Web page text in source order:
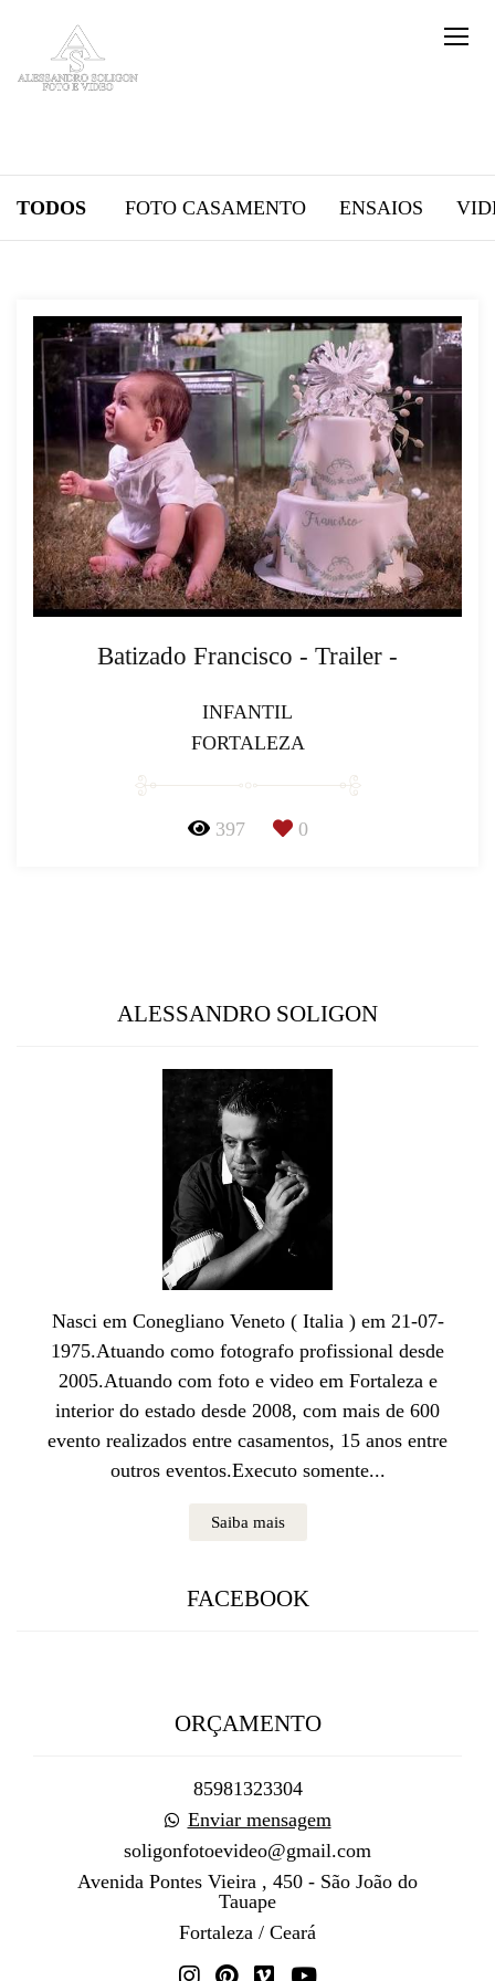
TODOS FOTO CASAMENTO ENSAIOS
Batizado Francisco - Trailer -
INFANTIL
FORTALEZA
397 0
ALESSANDRO SOLIGON
Nasci em Conegliano Veneto ( Italia ) em 21-07-
1975.Atuando como fotografo profissional desde
2005.Atuando com foto e video em Fortaleza e
interior do estado desde 2008, com mais de 600
evento realizados entre casamentos, 15 anos entre
outros eventos.Executo somente...
Saiba mais
FACEBOOK
ORÇAMENTO
85981323304
Enviar mensagem
soligonfotoevideo@gmail.com
Avenida Pontes Vieira , 450 - São João do
Tauape
Fortaleza / Ceará